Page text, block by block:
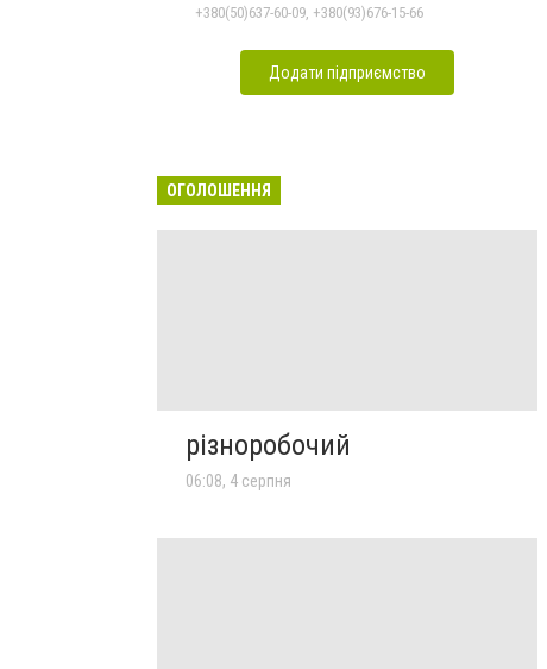
+380(50)637-60-09, +380(93)676-15-66
Додати підприємство
ОГОЛОШЕННЯ
різноробочий
06:08, 4 серпня